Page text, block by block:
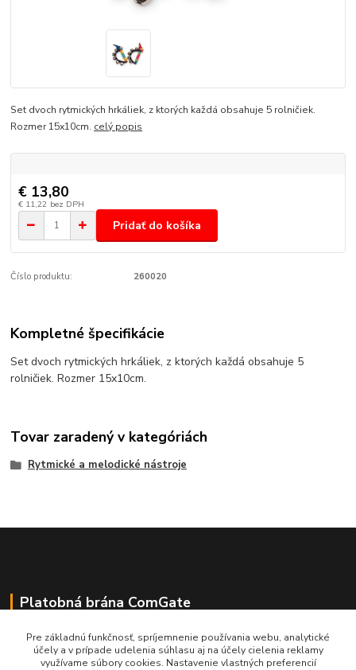
Set dvoch rytmických hrkáliek, z ktorých každá obsahuje 5 rolničiek.
Rozmer 15x10cm. celý popis
€ 13,80
€ 11,22 bez DPH
Pridať do košíka
Číslo produktu: 260020
Kompletné špecifikácie
Set dvoch rytmických hrkáliek, z ktorých každá obsahuje 5
rolničiek. Rozmer 15x10cm.
Tovar zaradený v kategóriách
Rytmické a melodické nástroje
Platobná brána ComGate
Pre základnú funkčnosť, spríjemnenie používania webu, analytické
účely a v prípade udelenia súhlasu aj na účely cielenia reklamy
využívame súbory cookies. Nastavenie vlastných preferencií